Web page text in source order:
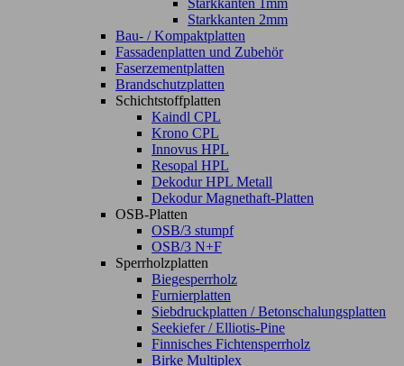
Starkkanten 1mm
Starkkanten 2mm
Bau- / Kompaktplatten
Fassadenplatten und Zubehör
Faserzementplatten
Brandschutzplatten
Schichtstoffplatten
Kaindl CPL
Krono CPL
Innovus HPL
Resopal HPL
Dekodur HPL Metall
Dekodur Magnethaft-Platten
OSB-Platten
OSB/3 stumpf
OSB/3 N+F
Sperrholzplatten
Biegesperrholz
Furnierplatten
Siebdruckplatten / Betonschalungsplatten
Seekiefer / Elliotis-Pine
Finnisches Fichtensperrholz
Birke Multiplex